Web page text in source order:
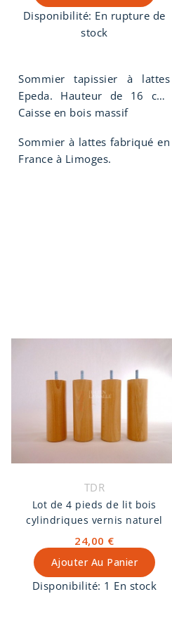
Disponibilité: En rupture de
stock
Sommier tapissier à lattes
Epeda. Hauteur de 16 cm,
suspension lattes multiplis, 3
bassin renforcée.
Caisse en bois massif
Sommier à lattes fabriqué en
France à Limoges.
TDR
Lot de 4 pieds de lit bois
cylindriques vernis naturel
24,00 €
Ajouter Au Panier
Disponibilité: 1 En stock